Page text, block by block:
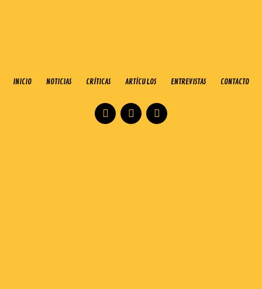
INICIO NOTICIAS CRÍTICAS ARTÍCULOS ENTREVISTAS CONTACTO